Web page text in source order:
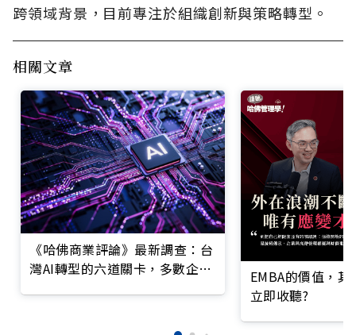
跨領域背景，目前專注於組織創新與策略轉型。
相關文章
《哈佛商業評論》最新調查：台
灣AI轉型的六道關卡，多數企業
EMBA的價值，
立即收聽?